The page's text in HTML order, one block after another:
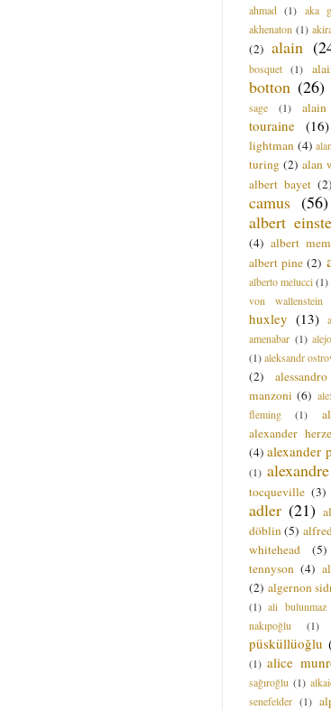
ahmad (1) aka
akhenaton (1)
(2) alain
bosquet (1)
botton (26)
sage
(1)
touraine (16)
lightman (4)
turing (2) alan
albert bayet (2)
camus (56)
albert
(4) albert
albert pine (2)
alberto melucci (1)
von wallenstein
huxley (13)
amenabar (1)
(1) aleksandr
(2)
manzoni (6)
fleming
(1)
alexander
(4) alexander
(1)
tocqueville (3)
adler (21)
döblin (5)
whitehead
(5)
tennyson (4)
(2) algernon
(1) ali bulunmaz
nakıpoğlu
(1)
püsküllüoğlu
(1) alice
sağıroğlu (1)
senefelder (1)